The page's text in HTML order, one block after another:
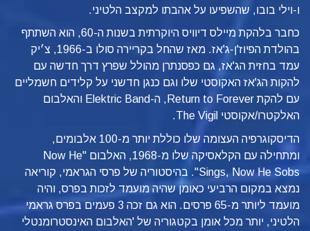
ו-וילי בובו, שהשפיעו על אהבתו למקצב הלטיני.
כחבר בלהקת מיילס דיוויס היוקרתית בשנות ה-60, הוא השתתף
בהולדת הפיוז'ן-ג'אז. מאז שהחל בקריירה סולו ב-1966, צ׳יק
עמד בחזית הג'אז, גם כפסנתרן מהולל שפרץ דרך חדשה עם
להקות הג'אז האקוסטי שלו וגם כנגן חדשני על קלידים חשמליים
עם להקת Return to Forever, ה-Elektric Band והאלבום
האלקטרו/אקוסטי The Vigil.
הדיסקוגרפיה העצומה שלו כוללת יותר מ-100 אלבומים,
ומתחילה עם הקלאסיקה שלו מ-1968, האלבום "Now He
Sings, Now He Sobs". בהיסטוריה של פרסי הגראמי, קוריאה
נמצא במקום הרביעי כאומן שהיה מועמד לזכות בפרס, והיה
מועמד ליותר מ-65 פרסים. הוא גם זכה 3 פעמים בפרס גראמי
הלטיני, יותר מכל אומן בקטגוריה של 'האלבום האינסטרומנטלי